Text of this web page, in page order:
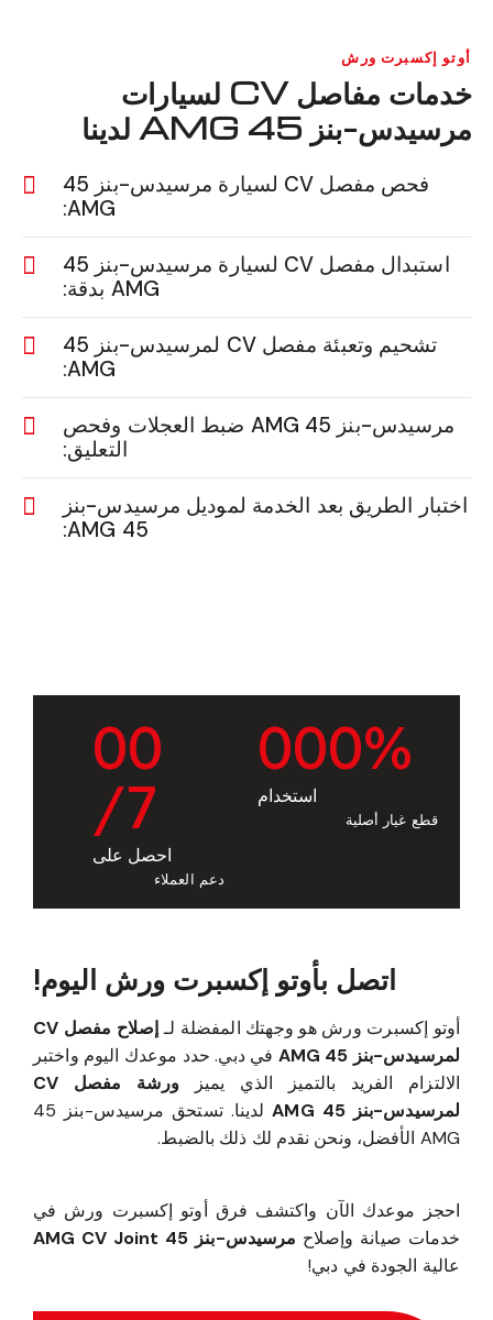
أوتو إكسبرت ورش
خدمات مفاصل CV لسيارات
مرسيدس-بنز 45 AMG لدينا
فحص مفصل CV لسيارة مرسيدس-بنز 45
AMG:
استبدال مفصل CV لسيارة مرسيدس-بنز 45
AMG بدقة:
تشحيم وتعبئة مفصل CV لمرسيدس-بنز 45
AMG:
مرسيدس-بنز 45 AMG ضبط العجلات وفحص
التعليق:
اختبار الطريق بعد الخدمة لموديل مرسيدس-بنز
45 AMG:
000%
استخدام
قطع غيار أصلية
00
/7
احصل على
دعم العملاء
اتصل بأوتو إكسبرت ورش اليوم!
أوتو إكسبرت ورش هو وجهتك المفضلة لـ
إصلاح مفصل CV
لمرسيدس-بنز 45 AMG
في دبي. حدد موعدك اليوم واختبر
الالتزام الفريد بالتميز الذي يميز
ورشة مفصل CV
لمرسيدس-بنز 45 AMG
لدينا. تستحق مرسيدس-بنز 45
AMG الأفضل، ونحن نقدم لك ذلك بالضبط.
احجز موعدك الآن واكتشف فرق أوتو إكسبرت ورش في
خدمات صيانة وإصلاح مرسيدس-بنز 45 AMG CV Joint
عالية الجودة في دبي!